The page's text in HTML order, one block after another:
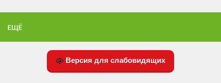
ЕЩЁ
Версия для слабовидящих